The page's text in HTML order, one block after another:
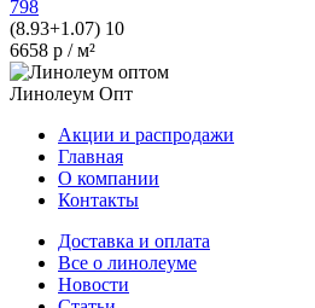
798
(8.93+1.07) 10
6658 р / м²
Линолеум Опт
Акции и распродажи
Главная
О компании
Контакты
Доставка и оплата
Все о линолеуме
Новости